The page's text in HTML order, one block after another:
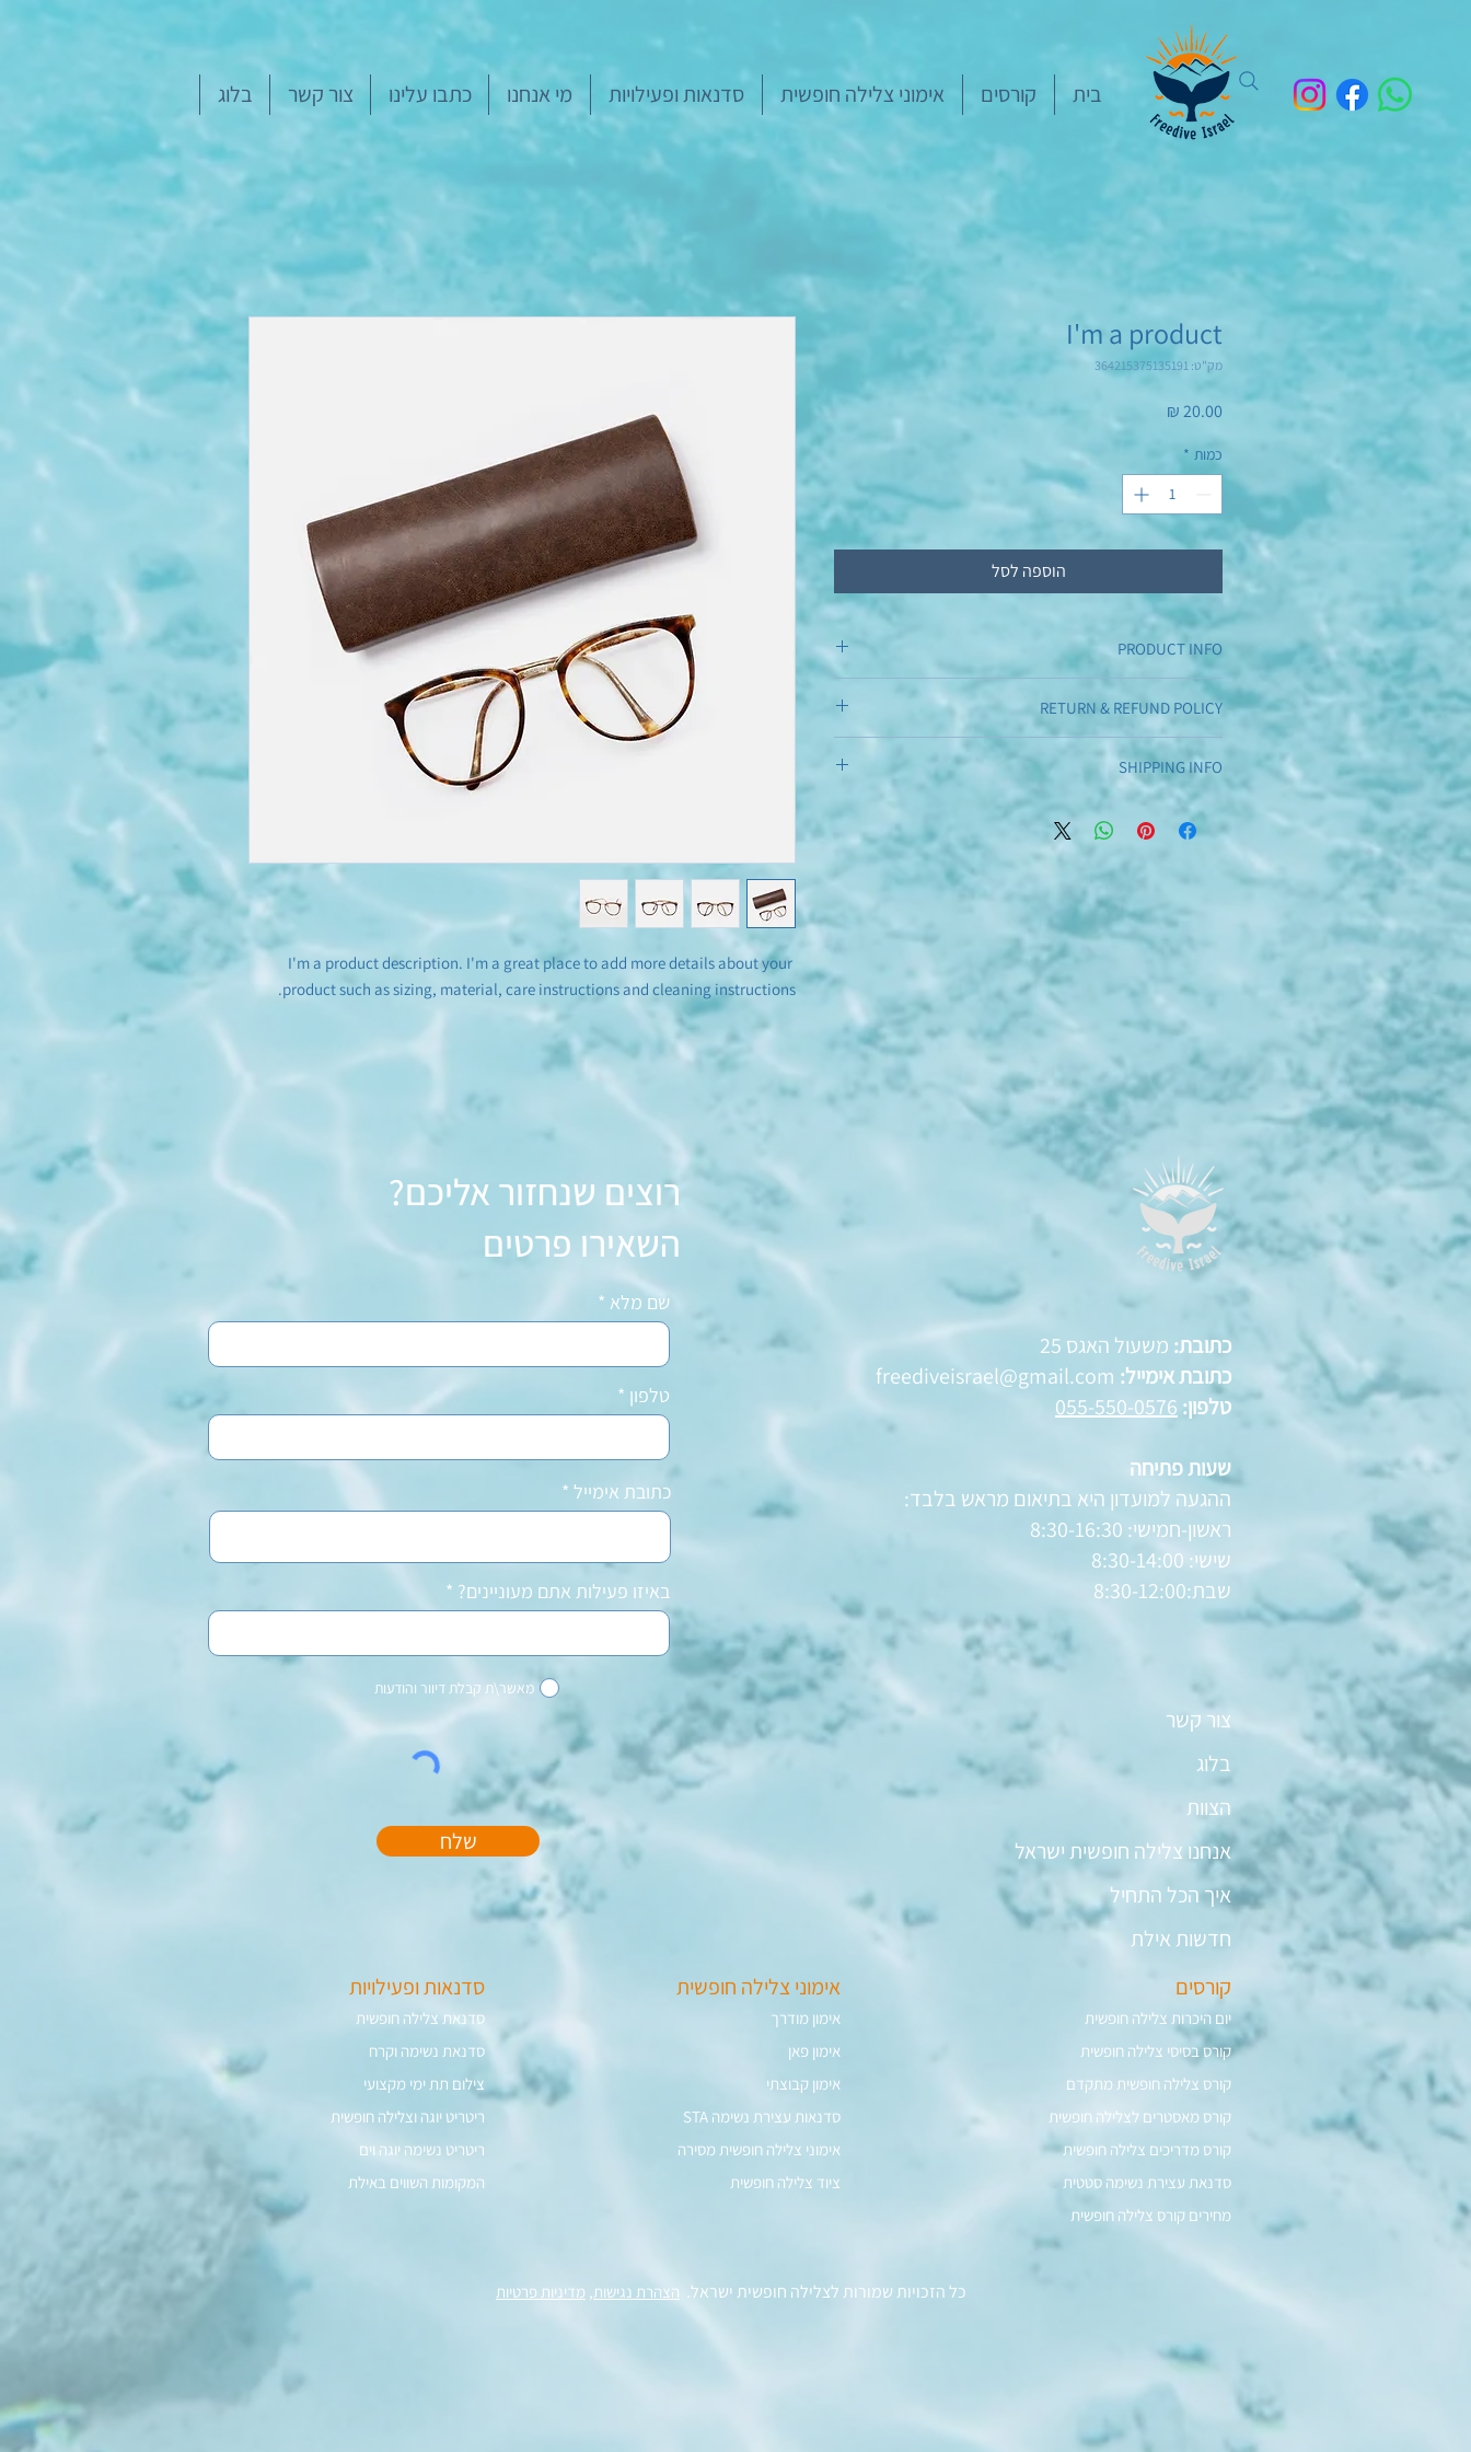
בית קורסים אימוני צלילה חופשית סדנאות ופעילויות מי אנחנו כתבו עלינו צור קשר בלוג
I'm a product description. I'm a great place to add more details about your
product such as sizing, material, care instructions and cleaning instructions.
I'm a product
מק"ט: 364215375135191
כמות *
הוספה לסל
PRODUCT INFO
I'm a product detail. I'm a great place to add more
information about your product such as sizing, material,
care and cleaning instructions. This is also a great space to
write what makes this product special and how your
customers can benefit from this item.
RETURN & REFUND POLICY
I’m a Return and Refund policy. I’m a great place to let your
customers know what to do in case they are dissatisfied
with their purchase. Having a straightforward refund or
exchange policy is a great way to build trust and reassure
your customers that they can buy with confidence.
SHIPPING INFO
I'm a shipping policy. I'm a great place to add more
information about your shipping methods, packaging and
cost. Providing straightforward information about your
shipping policy is a great way to build trust and reassure
your customers that they can buy from you with
רוצים שנחזור אליכם?
השאירו פרטים
שם מלא
טלפון
כתובת אימייל
באיזו פעילות אתם מעוניינים?
מאשר\ת קבלת דיוור והודעות
שלח
סדנאות ופעילויות
סדנאת צלילה חופשית
סדנאת נשימה וקרח
צילום תת ימי מקצועי
ריטריט יוגה וצלילה חופשית
ריטריט נשימה יוגה וים
המקומות השווים באילת
אימוני צלילה חופשית
אימון מודרך
אימון פאן
אימון קבוצתי
סדנאות עצירת נשימה STA
אימוני צלילה חופשית מסירה​
ציוד צלילה חופשית
כתובת: משעול האגס 25
כתובת אימייל: freediveisrael@gmail.com
טלפון: 055-550-0576
שעות פתיחה
ההגעה למועדון היא בתיאום מראש בלבד:
ראשון-חמישי: 8:30-16:30
שישי: 8:30-14:00
שבת:8:30-12:00
צור קשר
בלוג
הצוות
אנחנו צלילה חופשית ישראל
איך הכל התחיל
חדשות אילת
קורסים
יום היכרות צלילה חופשית
קורס בסיסי צלילה חופשית
קורס מאסטרים לצלילה חופשית
קורס מדריכים צלילה חופשית
סדנאת עצירת נשימה סטטית
מחירים קורס צלילה חופשית
כל הזכויות שמורות לצלילה חופשית ישראל. הצהרת נגישות, מדיניות פרטיות